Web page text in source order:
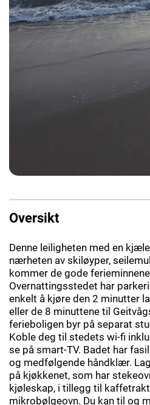
Oversikt
Denne leiligheten med en
nærheten av skiløyper,
kommer de gode
Overnattingsstedet har
enkelt å kjøre den 2 minutter
eller de 8 minuttene til
ferieboligen byr på separat
Koble deg til stedets wi-fi
se på smart-TV. Badet har
og medfølgende håndklær.
på kjøkkenet, som har
kjøleskap, i tillegg til
mikrobølgeovn. Du kan til og